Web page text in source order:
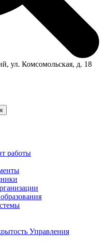
ул. Комсомольская, д. 18
работы
Управления